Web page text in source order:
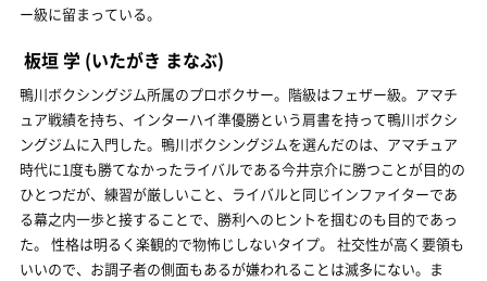
ー級に留まっている。
板垣 学 (いたがき まなぶ)
鴨川ボクシングジム所属のプロボクサー。階級はフェザー級。アマチ
ュア戦績を持ち、インターハイ準優勝という肩書を持って鴨川ボクシ
ングジムに入門した。鴨川ボクシングジムを選んだのは、アマチュア
時代に1度も勝てなかったライバルである今井京介に勝つことが目的の
ひとつだが、練習が厳しいこと、ライバルと同じインファイターであ
る幕之内一歩と接することで、勝利へのヒントを掴むのも目的であっ
た。 性格は明るく楽観的で物怖じしないタイプ。 社交性が高く要領も
いいので、お調子者の側面もあるが嫌われることは滅多にない。ま